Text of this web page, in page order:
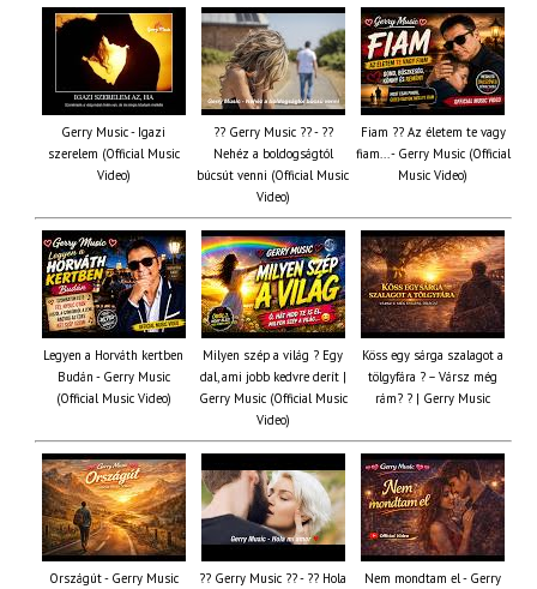
Gerry Music - Igazi
szerelem (Official Music
Video)
?? Gerry Music ?? - ??
Nehéz a boldogságtól
búcsút venni (Official Music
Video)
Fiam ?‍? Az életem te vagy
fiam... - Gerry Music (Official
Music Video)
Legyen a Horváth kertben
Budán - Gerry Music
(Official Music Video)
Milyen szép a világ ? Egy
dal, ami jobb kedvre derít |
Gerry Music (Official Music
Video)
Köss egy sárga szalagot a
tölgyfára ?️ – Vársz még
rám? ? | Gerry Music
Országút - Gerry Music
?? Gerry Music ?? - ?? Hola
Nem mondtam el - Gerry